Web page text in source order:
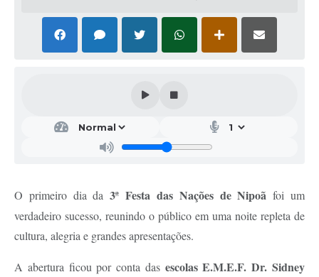
O primeiro dia da3ª Festa das Nações de Nipoã foi um
verdadeiro sucesso, reunindo o público em uma noite repleta de
cultura, alegria e grandes apresentações.
A abertura ficou por conta das escolas E.M.E.F. Dr. Sidney